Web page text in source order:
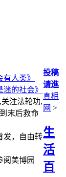
有人类》
迷的社会》
注法轮功,
末后救命
发，自由转
阅美博园
投稿
请進
真相
网 >
生
活
百